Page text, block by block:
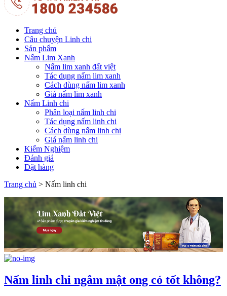
Trang chủ
Câu chuyện Linh chi
Sản phẩm
Nấm Lim Xanh
Nấm lim xanh đất việt
Tác dụng nấm lim xanh
Cách dùng nấm lim xanh
Giá nấm lim xanh
Nấm Linh chi
Phân loại nấm linh chi
Tác dụng nấm linh chi
Cách dùng nấm linh chi
Giá nấm linh chi
Kiểm Nghiệm
Đánh giá
Đặt hàng
Trang chủ > Nấm linh chi
Nấm linh chi ngâm mật ong có tốt không?